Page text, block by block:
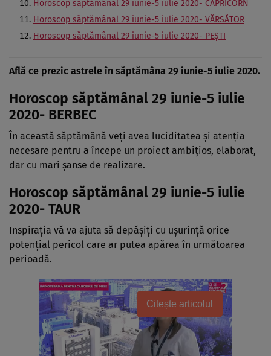
Horoscop săptămânal 29 iunie-5 iulie 2020- CAPRICORN
Horoscop săptămânal 29 iunie-5 iulie 2020- VĂRSĂTOR
Horoscop săptămânal 29 iunie-5 iulie 2020- PEŞTI
Află ce prezic astrele în săptămâna 29 iunie-5 iulie 2020.
Horoscop săptămânal 29 iunie-5 iulie
2020- BERBEC
În această săptămână veţi avea luciditatea şi atenţia
necesare pentru a începe un proiect ambiţios, elaborat,
dar cu mari şanse de realizare.
Horoscop săptămânal 29 iunie-5 iulie
2020- TAUR
Inspiraţia vă va ajuta să depăşiţi cu uşurinţă orice
potenţial pericol care ar putea apărea în următoarea
perioadă.
Citește articolul